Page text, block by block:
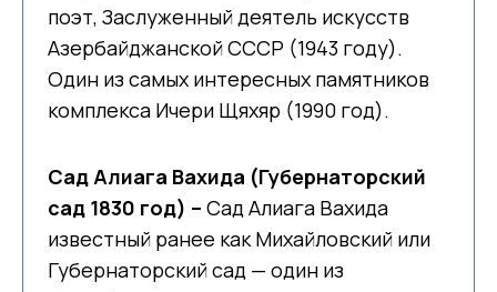
поэт, Заслуженный деятель искусств
Азербайджанской СССР (1943 году).
Один из самых интересных памятников
комплекса Ичери Щяхяр (1990 год).
Сад Алиага Вахида (Губернаторский
сад 1830 год) – Сад Алиага Вахида
известный ранее как Михайловский или
Губернаторский сад — один из